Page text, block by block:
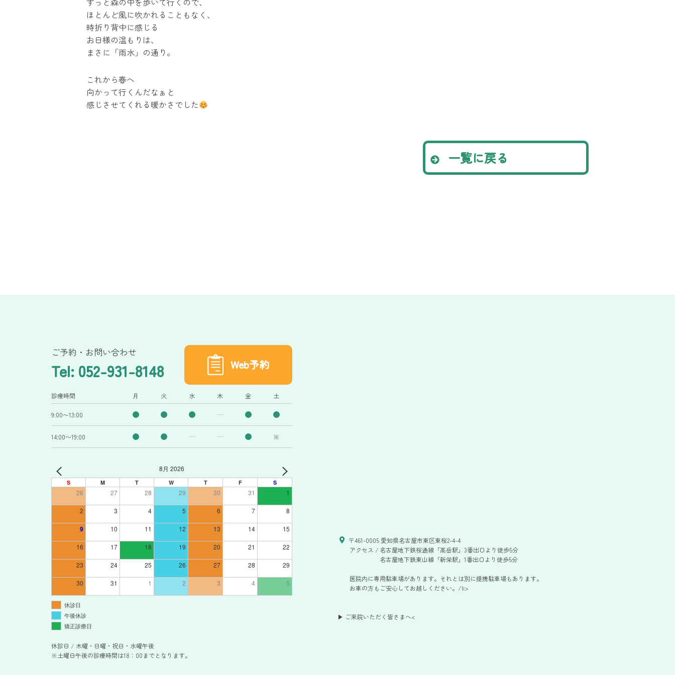
ほとんど風に吹かれることもなく、
時折り背中に感じる
お日様の温もりは、
まさに「雨水」の通り。
これから春へ
向かって行くんだなぁと
感じさせてくれる暖かさでした
一覧に戻る
ご予約・お問い合わせ
Tel: 052-931-8148 Web予約
診療時間 月 火 水 木 金 土
9:00〜13:00
14:00〜19:00 ※
8月 2026
S M T W T F S
26 27 28 29 30 31 1
2 3 4 5 6 7 8
9 10 11 12 13 14 15
16 17 18 19 20 21 22
23 24 25 26 27 28 29
30 31 1 2 3 4 5
休診日
午後休診
矯正診療日
休診日 / 木曜・日曜・祝日・水曜午後
※土曜日午後の診療時間は18：00までとなります。
〒461-0005 愛知県名古屋市東区東桜2-4-4
アクセス / 名古屋地下鉄桜通線「高岳駅」3番出口より徒歩5分
名古屋地下鉄東山線「新栄駅」1番出口より徒歩5分
医院内に専用駐車場があります。それとは別に提携駐車場もあります。
お車の方もご安心してお越しください。/li>
▶ ご来院いただく皆さまへ<